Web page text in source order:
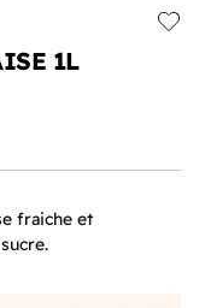
1L
fraiche et